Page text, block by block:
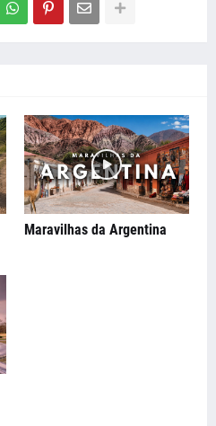
Maravilhas da Argentina